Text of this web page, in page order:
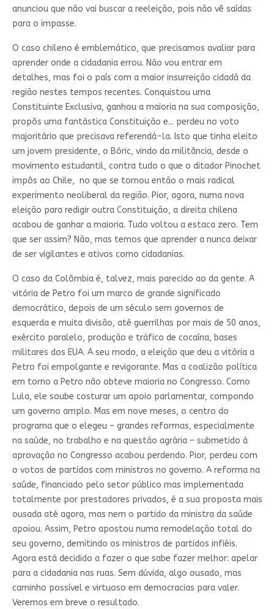
anunciou que não vai buscar a reeleição, pois não vê saídas
para o impasse.
O caso chileno é emblemático, que precisamos avaliar para
aprender onde a cidadania errou. Não vou entrar em
detalhes, mas foi o país com a maior insurreição cidadã da
região nestes tempos recentes. Conquistou uma
Constituinte Exclusiva, ganhou a maioria na sua composição,
propôs uma fantástica Constituição e... perdeu no voto
majoritário que precisava referendá-la. Isto que tinha eleito
um jovem presidente, o Bóric, vindo da militância, desde o
movimento estudantil, contra tudo o que o ditador Pinochet
impôs ao Chile, no que se tornou então o mais radical
experimento neoliberal da região. Pior, agora, numa nova
eleição para redigir outra Constituição, a direita chilena
acabou de ganhar a maioria. Tudo voltou a estaca zero. Tem
que ser assim? Não, mas temos que aprender a nunca deixar
de ser vigilantes e ativos como cidadanias.
O caso da Colômbia é, talvez, mais parecido ao da gente. A
vitória de Petro foi um marco de grande significado
democrático, depois de um século sem governos de
esquerda e muita divisão, até guerrilhas por mais de 50 anos,
exército paralelo, produção e tráfico de cocaína, bases
militares dos EUA. A seu modo, a eleição que deu a vitória a
Petro foi empolgante e revigorante. Mas a coalizão política
em torno a Petro não obteve maioria no Congresso. Como
Lula, ele soube costurar um apoio parlamentar, compondo
um governo amplo. Mas em nove meses, o centro do
programa que o elegeu – grandes reformas, especialmente
na saúde, no trabalho e na questão agrária – submetido à
aprovação no Congresso acabou perdendo. Pior, perdeu com
o votos de partidos com ministros no governo. A reforma na
saúde, financiado pelo setor público mas implementada
totalmente por prestadores privados, é a sua proposta mais
ousada até agora, mas nem o partido da ministra da saúde
apoiou. Assim, Petro apostou numa remodelação total do
seu governo, demitindo os ministros de partidos infiéis.
Agora está decidido a fazer o que sabe fazer melhor: apelar
para a cidadania nas ruas. Sem dúvida, algo ousado, mas
caminho possível e virtuoso em democracias para valer.
Veremos em breve o resultado.